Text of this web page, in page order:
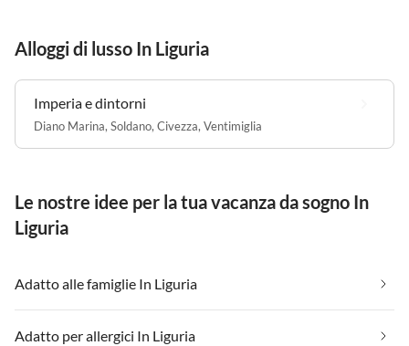
Alloggi di lusso In Liguria
Imperia e dintorni
Diano Marina, Soldano, Civezza, Ventimiglia
Le nostre idee per la tua vacanza da sogno In
Liguria
Adatto alle famiglie In Liguria
Adatto per allergici In Liguria